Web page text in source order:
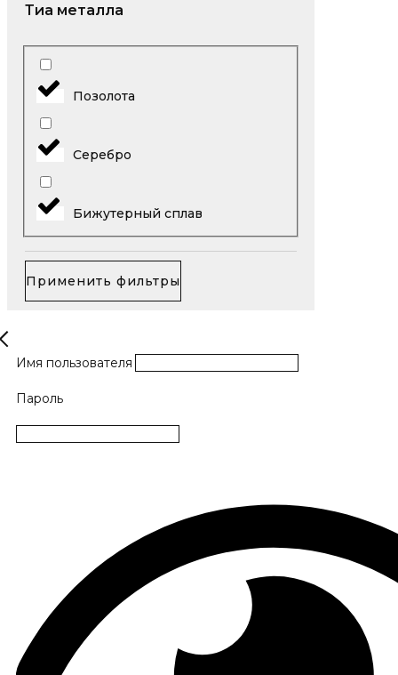
Тиа металла
Позолота
Серебро
Бижутерный сплав
Применить фильтры
Имя пользователя
Пароль